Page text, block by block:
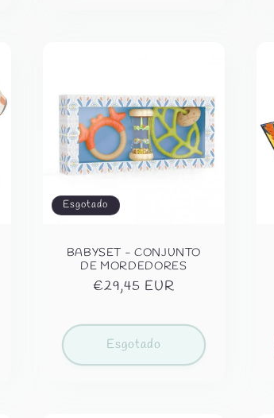
Esgotado
BABYSET - CONJUNTO
DE MORDEDORES
Preço
€29,45 EUR
Esgotado